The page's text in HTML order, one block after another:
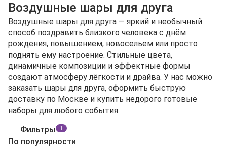
Воздушные шары для друга
Воздушные шары для друга — яркий и необычный
способ поздравить близкого человека с днём
рождения, повышением, новосельем или просто
поднять ему настроение. Стильные цвета,
динамичные композиции и эффектные формы
создают атмосферу лёгкости и драйва. У нас можно
заказать шары для друга, оформить быструю
доставку по Москве и купить недорого готовые
наборы для любого события.
Фильтры
1
По популярности